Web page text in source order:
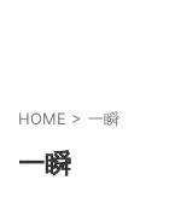
HOME > 一瞬
一瞬